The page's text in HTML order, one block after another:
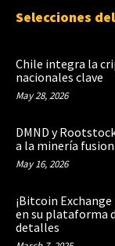
Selecciones
Chile integra la
nacionales clave
May 28, 2026
DMND y
a la minería
May 16, 2026
¡Bitcoin
en su plataforma
detalles